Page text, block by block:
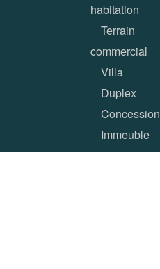
habitation
Terrain
commercial
Villa
Duplex
Concession
Immeuble